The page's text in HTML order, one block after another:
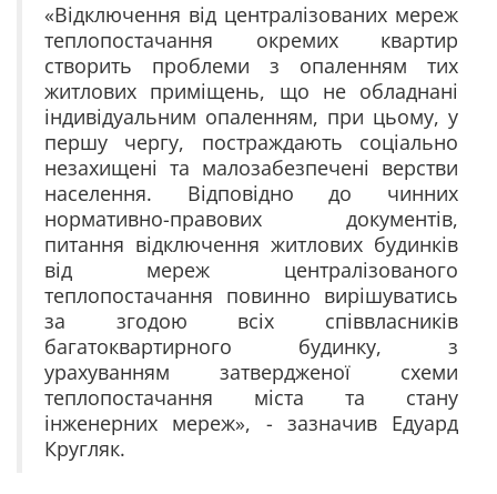
«Відключення від централізованих мереж
теплопостачання окремих квартир
створить проблеми з опаленням тих
житлових приміщень, що не обладнані
індивідуальним опаленням, при цьому, у
першу чергу, постраждають соціально
незахищені та малозабезпечені верстви
населення. Відповідно до чинних
нормативно-правових документів,
питання відключення житлових будинків
від мереж централізованого
теплопостачання повинно вирішуватись
за згодою всіх співвласників
багатоквартирного будинку, з
урахуванням затвердженої схеми
теплопостачання міста та стану
інженерних мереж», - зазначив Едуард
Кругляк.